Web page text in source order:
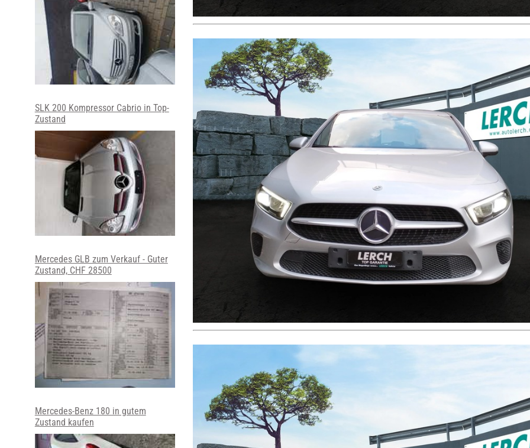
SLK 200 Kompressor Cabrio in Top-
Zustand
Mercedes GLB zum Verkauf - Guter
Zustand, CHF 28500
Mercedes-Benz 180 in gutem
Zustand kaufen